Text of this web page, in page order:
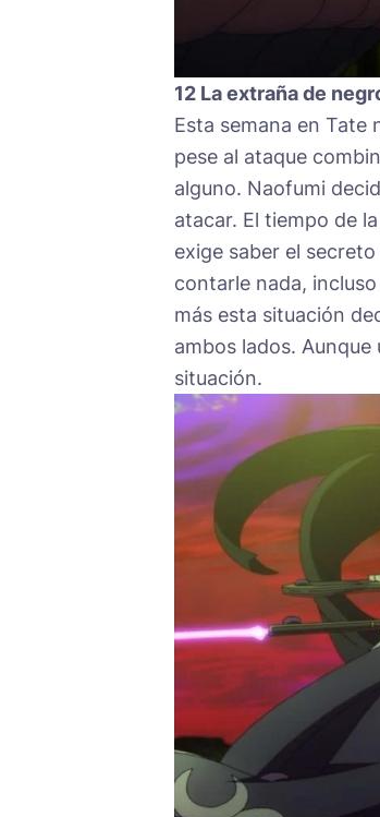
12 La extraña de
Esta semana en Tate
pese al ataque
alguno. Naofumi
atacar. El tiempo de
exige saber el
contarle nada,
más esta situación
ambos lados.
situación.